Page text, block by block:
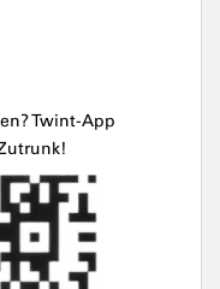
Twint-App